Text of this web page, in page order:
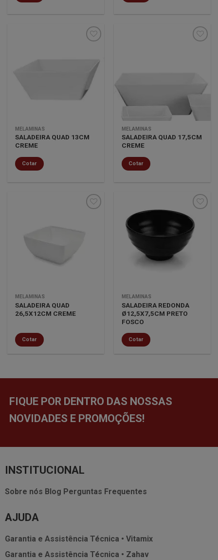
desejos
MELAMINAS
SALADEIRA QUAD 13CM
CREME
Cotar
MELAMINAS
SALADEIRA QUAD 17,5CM
CREME
Cotar
MELAMINAS
SALADEIRA QUAD
26,5X12CM CREME
Cotar
Minha
lista de
desejos
MELAMINAS
SALADEIRA REDONDA
Ø12,5X7,5CM PRETO
FOSCO
Cotar
FIQUE POR DENTRO DAS NOSSAS
NOVIDADES E PROMOÇÕES!
INSTITUCIONAL
Sobre nós Blog Perguntas Frequentes
AJUDA
Garantia e Assistência Técnica • Vitamix
Garantia e Assistência Técnica • Zahav